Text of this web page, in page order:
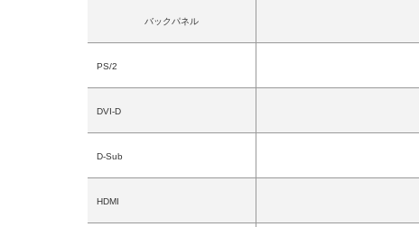
バックパネル
PS/2
DVI-D
D-Sub
HDMI